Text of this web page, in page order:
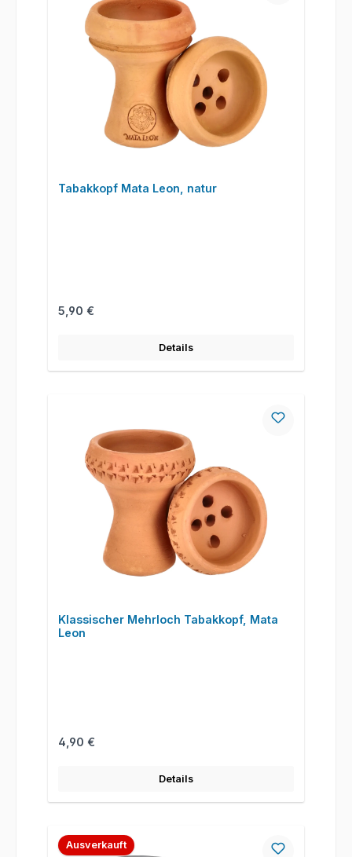
Tabakkopf Mata Leon, natur
Regulärer Preis:
5,90 €
Details
Klassischer Mehrloch Tabakkopf, Mata
Leon
Regulärer Preis:
4,90 €
Details
Ausverkauft